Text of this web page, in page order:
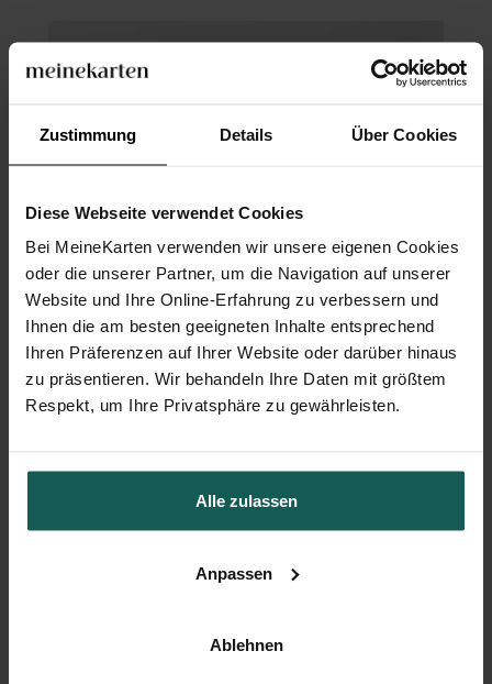
Zustimmung Details Über Cookies
Diese Webseite verwendet Cookies
Bei MeineKarten verwenden wir unsere eigenen Cookies
oder die unserer Partner, um die Navigation auf unserer
Website und Ihre Online-Erfahrung zu verbessern und
Ihnen die am besten geeigneten Inhalte entsprechend
Ihren Präferenzen auf Ihrer Website oder darüber hinaus
zu präsentieren. Wir behandeln Ihre Daten mit größtem
Respekt, um Ihre Privatsphäre zu gewährleisten.
Alle zulassen
Anpassen
Ablehnen